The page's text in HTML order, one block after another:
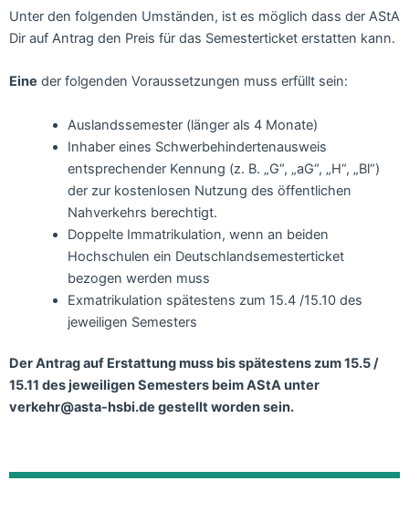
Unter den folgenden Umständen, ist es möglich dass der AStA
Dir auf Antrag den Preis für das Semesterticket erstatten kann.
Eine der folgenden Voraussetzungen muss erfüllt sein:
Auslandssemester (länger als 4 Monate)
Inhaber eines Schwerbehindertenausweis
entsprechender Kennung (z. B. „G“, „aG“, „H“, „Bl“)
der zur kostenlosen Nutzung des öffentlichen
Nahverkehrs berechtigt.
Doppelte Immatrikulation, wenn an beiden
Hochschulen ein Deutschlandsemesterticket
bezogen werden muss
Exmatrikulation spätestens zum 15.4 /15.10 des
jeweiligen Semesters
Der Antrag auf Erstattung muss bis spätestens zum 15.5 /
15.11 des jeweiligen Semesters beim AStA unter
verkehr@asta-hsbi.de gestellt worden sein.